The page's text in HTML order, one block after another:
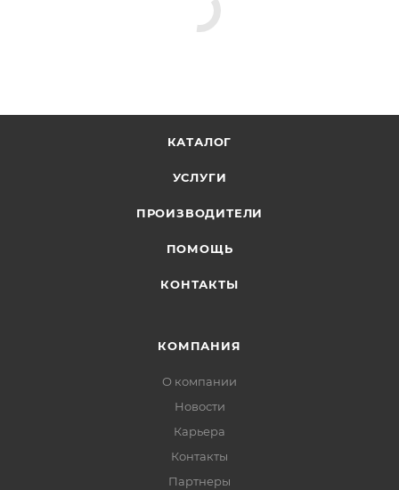
КАТАЛОГ
УСЛУГИ
ПРОИЗВОДИТЕЛИ
ПОМОЩЬ
КОНТАКТЫ
КОМПАНИЯ
О компании
Новости
Карьера
Контакты
Партнеры